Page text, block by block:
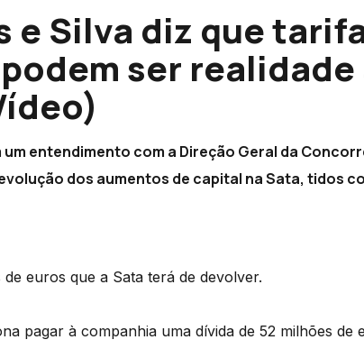
e Silva diz que
ser
um entendimento com a Direção Geral da
dos aumentos de capital na Sata, tidos
de euros que a Sata terá de devolver.
pagar à companhia uma dívida de 52 milhões de